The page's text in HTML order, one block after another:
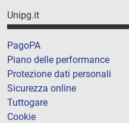
Unipg.it
PagoPA
Piano delle performance
Protezione dati personali
Sicurezza online
Tuttogare
Cookie